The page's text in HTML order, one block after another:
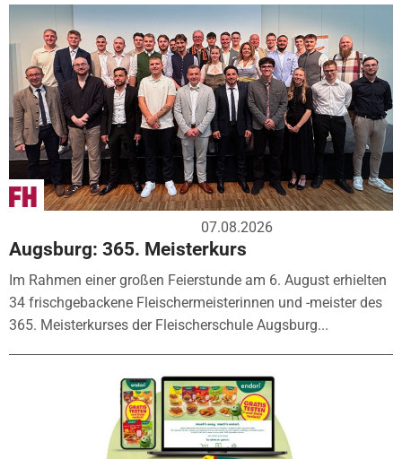
07.08.2026
Augsburg: 365. Meisterkurs
Im Rahmen einer großen Feierstunde am 6. August erhielten
34 frischgebackene Fleischermeisterinnen und -meister des
365. Meisterkurses der Fleischerschule Augsburg...